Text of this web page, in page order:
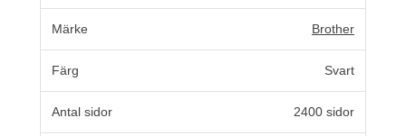
Märke Brother
Färg Svart
Antal sidor 2400 sidor